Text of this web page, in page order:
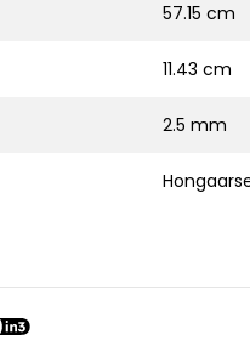
57.15 cm
11.43 cm
2.5 mm